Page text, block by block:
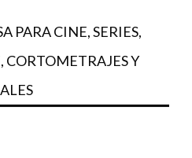
PARA CINE, SERIES,
CORTOMETRAJES Y